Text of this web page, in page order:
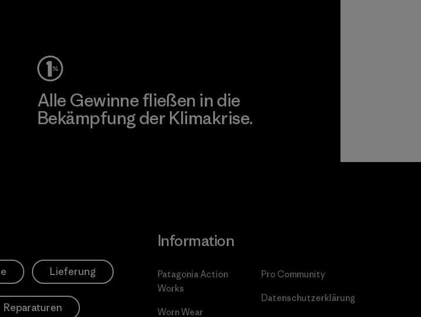
Alle Gewinne fließen in die
Bekämpfung der Klimakrise.
Lieferung
Reparaturen
Information
Patagonia Action
Works
Worn Wear
Pro Community
Datenschutzerklärung